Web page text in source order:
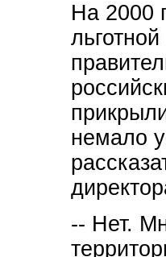
На 2000
немало
-- Нет.